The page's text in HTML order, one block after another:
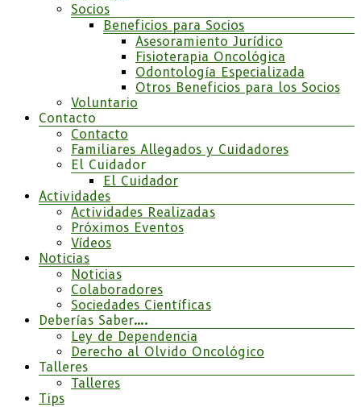
Socios
Beneficios para Socios
Asesoramiento Jurídico
Fisioterapia Oncológica
Odontología Especializada
Otros Beneficios para los Socios
Voluntario
Contacto
Contacto
Familiares Allegados y Cuidadores
El Cuidador
El Cuidador
Actividades
Actividades Realizadas
Próximos Eventos
Vídeos
Noticias
Noticias
Colaboradores
Sociedades Científicas
Deberías Saber….
Ley de Dependencia
Derecho al Olvido Oncológico
Talleres
Talleres
Tips